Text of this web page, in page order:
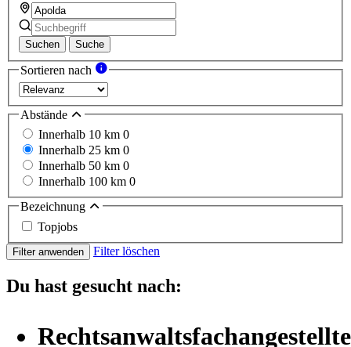
Suchen Suche
Sortieren nach
Abstände
Innerhalb 10 km 0
Innerhalb 25 km 0
Innerhalb 50 km 0
Innerhalb 100 km 0
Bezeichnung
Topjobs
Filter anwenden Filter löschen
Du hast gesucht nach:
Rechtsanwaltsfachangestellte